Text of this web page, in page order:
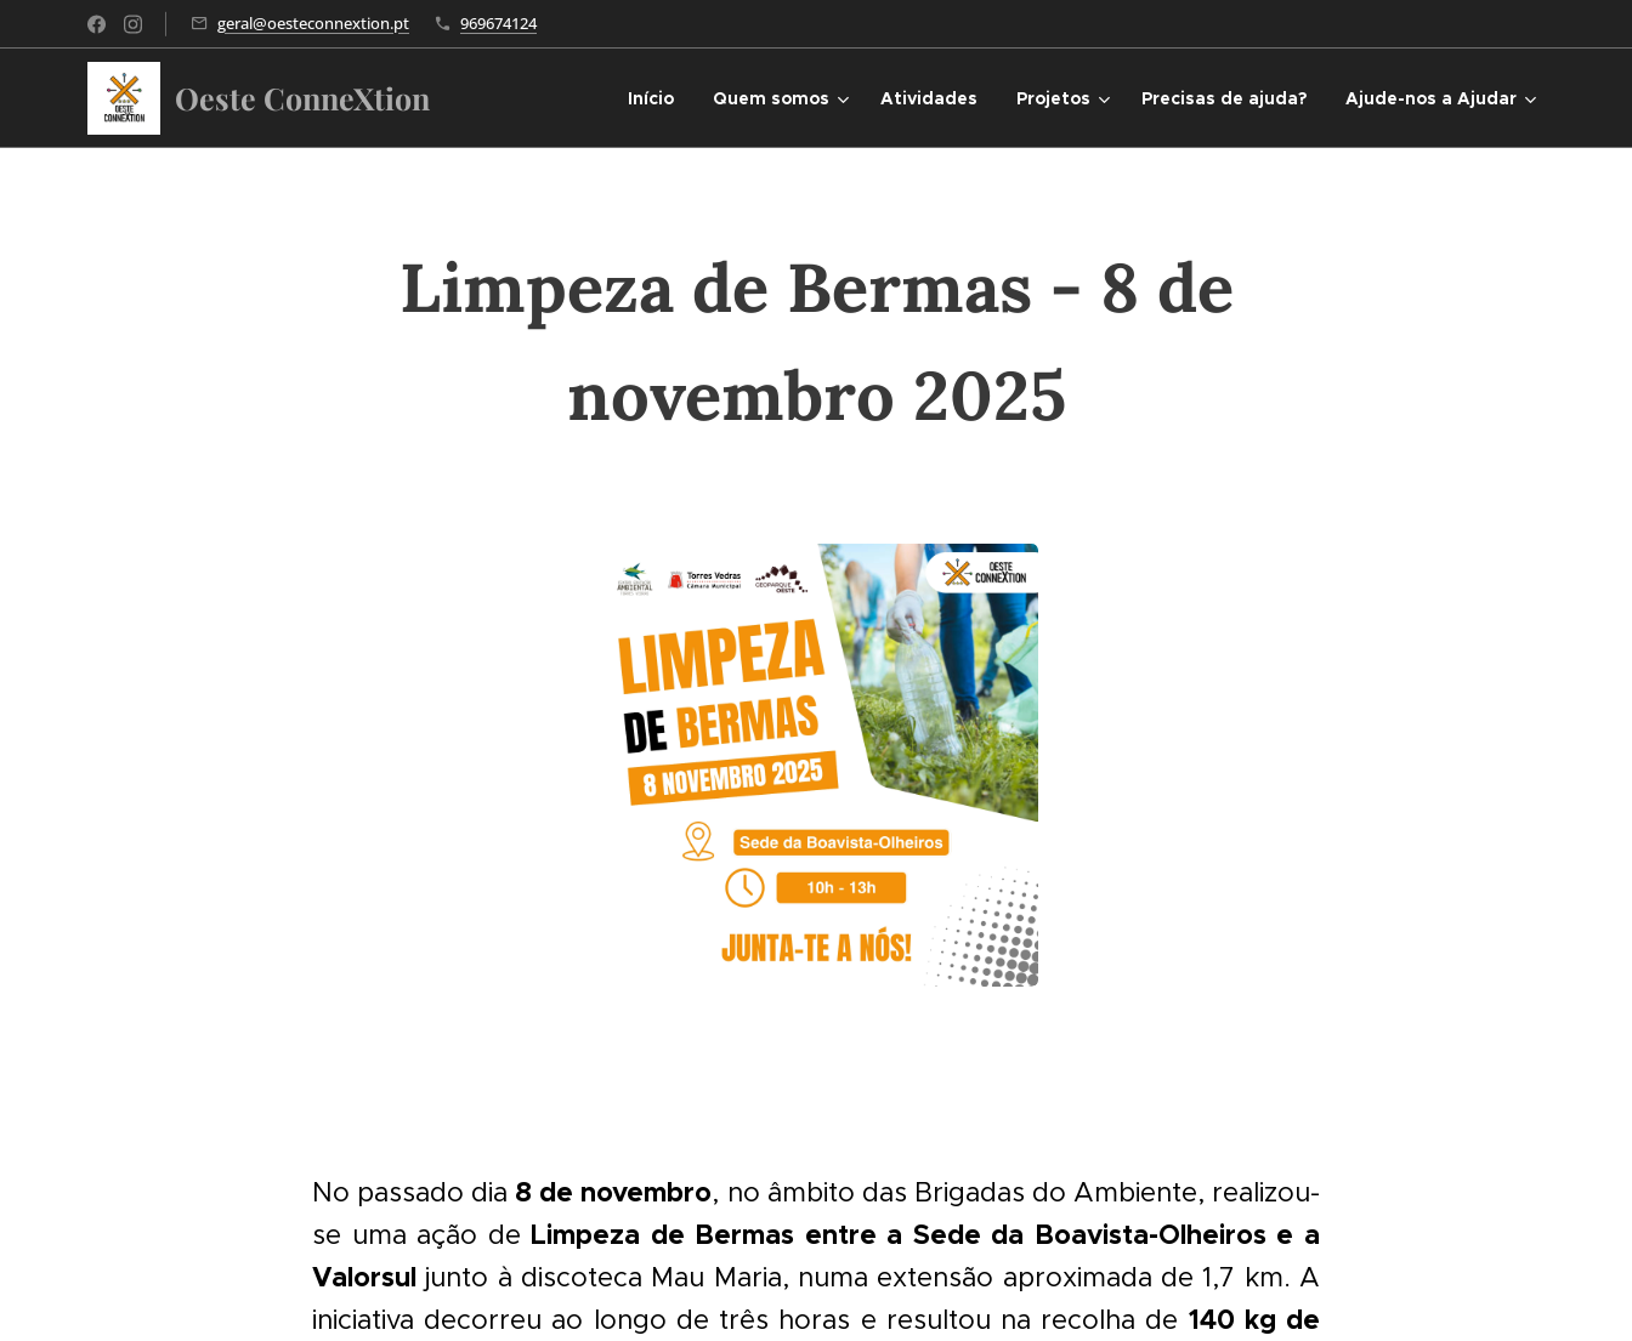
geral@oesteconnextion.pt 969674124
Oeste ConneXtion Início Quem somos Atividades Projetos Precisas de ajuda? Ajude-nos a Ajudar
Limpeza de Bermas - 8 de
novembro 2025
No passado dia 8 de novembro, no âmbito das Brigadas do Ambiente, realizou-
se uma ação de Limpeza de Bermas entre a Sede da Boavista-Olheiros e a
Valorsul junto à discoteca Mau Maria, numa extensão aproximada de 1,7 km. A
iniciativa decorreu ao longo de três horas e resultou na recolha de 140 kg de